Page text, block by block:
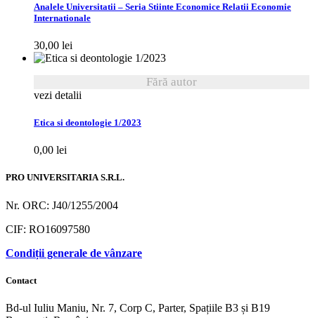
Analele Universitatii – Seria Stiinte Economice Relatii Economie
Internationale
30,00 lei
Fără autor
vezi detalii
Etica si deontologie 1/2023
0,00 lei
PRO UNIVERSITARIA S.R.L.
Nr. ORC: J40/1255/2004
CIF: RO16097580
Condiții generale de vânzare
Contact
Bd-ul Iuliu Maniu, Nr. 7, Corp C, Parter, Spațiile B3 și B19